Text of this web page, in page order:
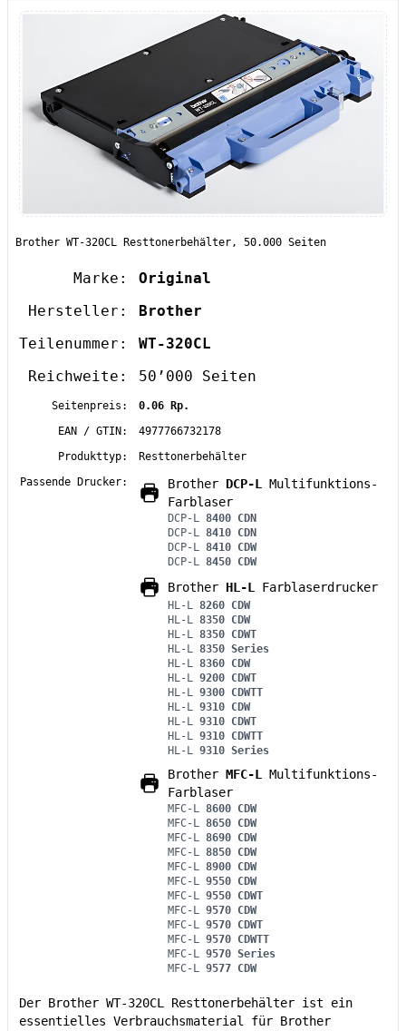
Brother WT-320CL Resttonerbehälter, 50.000 Seiten
Marke:
Original
Hersteller:
Brother
Teilenummer:
WT-320CL
Reichweite:
50’000 Seiten
Seitenpreis:
0.06 Rp.
EAN / GTIN:
4977766732178
Produkttyp:
Resttonerbehälter
Passende Drucker:
Brother DCP-L
Multifunktions-
Farblaser
DCP-L 8400 CDN
DCP-L 8410 CDN
DCP-L 8410 CDW
DCP-L 8450 CDW
Brother HL-L Farblaserdrucker
HL-L 8260 CDW
HL-L 8350 CDW
HL-L 8350 CDWT
HL-L 8350 Series
HL-L 8360 CDW
HL-L 9200 CDWT
HL-L 9300 CDWTT
HL-L 9310 CDW
HL-L 9310 CDWT
HL-L 9310 CDWTT
HL-L 9310 Series
Brother MFC-L
Multifunktions-
Farblaser
MFC-L 8600 CDW
MFC-L 8650 CDW
MFC-L 8690 CDW
MFC-L 8850 CDW
MFC-L 8900 CDW
MFC-L 9550 CDW
MFC-L 9550 CDWT
MFC-L 9570 CDW
MFC-L 9570 CDWT
MFC-L 9570 CDWTT
MFC-L 9570 Series
MFC-L 9577 CDW
Der Brother WT-320CL Resttonerbehälter ist ein
essentielles Verbrauchsmaterial für Brother